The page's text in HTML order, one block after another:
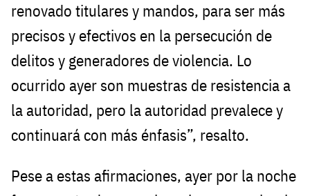
renovado titulares y mandos, para ser más
precisos y efectivos en la persecución de
delitos y generadores de violencia. Lo
ocurrido ayer son muestras de resistencia a
la autoridad, pero la autoridad prevalece y
continuará con más énfasis”, resalto.
Pese a estas afirmaciones, ayer por la noche